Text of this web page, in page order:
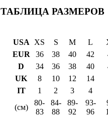
ТАБЛИЦА РАЗМЕРОВ
USA XS S M L
EUR
36 38 40 42
D
34 36 38 40
UK
8 10 12 14
IT
1 2 3 4
(см)
80-
83
84-
88
89-
92
93-
96